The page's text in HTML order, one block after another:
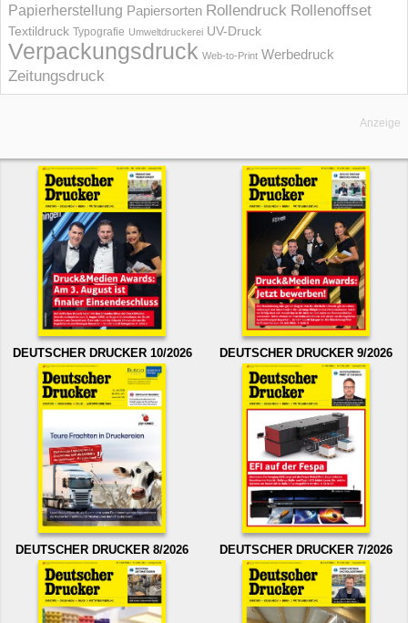
Papierherstellung Papiersorten Rollendruck Rollenoffset
Textildruck Typografie Umweltdruckerei UV-Druck
Verpackungsdruck Web-to-Print Werbedruck
Zeitungsdruck
Anzeige
DEUTSCHER DRUCKER 10/2026 DEUTSCHER DRUCKER 9/2026
DEUTSCHER DRUCKER 8/2026 DEUTSCHER DRUCKER 7/2026